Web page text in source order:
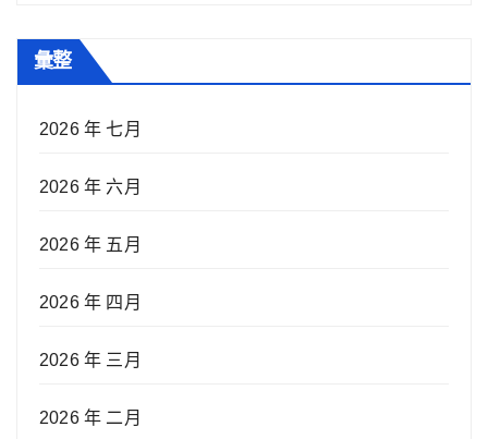
彙整
2026 年 七月
2026 年 六月
2026 年 五月
2026 年 四月
2026 年 三月
2026 年 二月